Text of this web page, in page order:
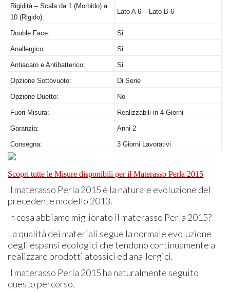
Rigidità – Scala da 1 (Morbido) a
10 (Rigido):
Lato A 6 – Lato B 6
Double Face: Si
Anallergico: Si
Antiacaro e Antibatterico: Si
Opzione Sottovuoto: Di Serie
Opzione Duetto: No
Fuori Misura: Realizzabili in 4 Giorni
Garanzia: Anni 2
Consegna: 3 Giorni Lavorativi
Scopri tutte le Misure disponibili per il Materasso Perla 2015
Il materasso Perla 2015 è la naturale evoluzione del
precedente modello 2013.
In cosa abbiamo migliorato il materasso Perla 2015?
La qualità dei materiali segue la normale evoluzione
degli espansi ecologici che tendono continuamente a
realizzare prodotti atossici ed anallergici.
Il materasso Perla 2015 ha naturalmente seguito
questo percorso.